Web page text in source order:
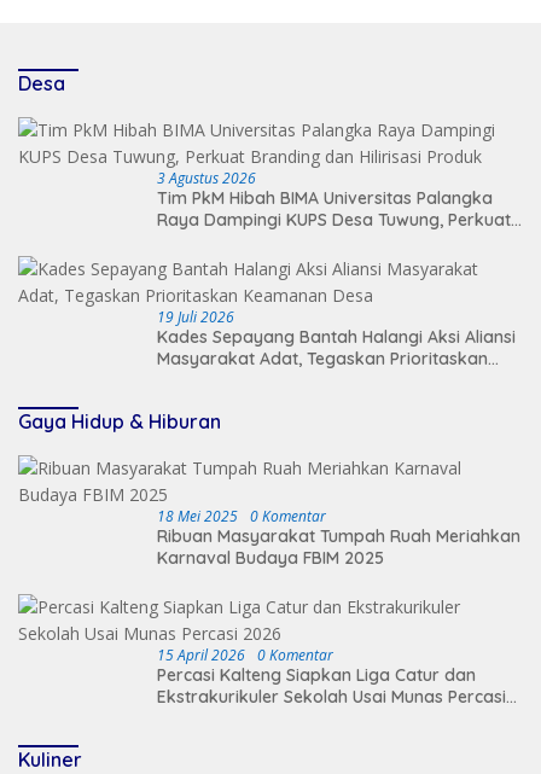
Desa
3 Agustus 2026
Tim PkM Hibah BIMA Universitas Palangka
Raya Dampingi KUPS Desa Tuwung, Perkuat
19 Juli 2026
Kades Sepayang Bantah Halangi Aksi Aliansi
Masyarakat Adat, Tegaskan Prioritaskan
Gaya Hidup & Hiburan
18 Mei 2025 0 Komentar
Ribuan Masyarakat Tumpah Ruah Meriahkan
Karnaval Budaya FBIM 2025
15 April 2026 0 Komentar
Percasi Kalteng Siapkan Liga Catur dan
Ekstrakurikuler Sekolah Usai Munas Percasi
Kuliner